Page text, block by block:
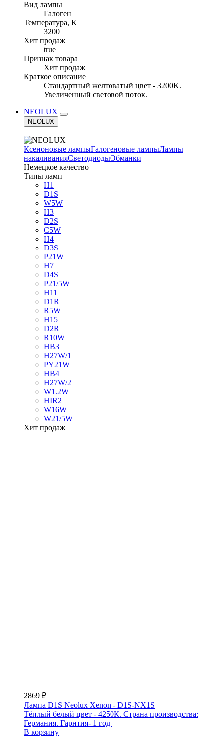
Вид лампы
Галоген
Температура, К
3200
Хит продаж
true
Признак товара
Хит продаж
Краткое описание
Стандартный желтоватый цвет - 3200K.
Увеличенный световой поток.
NEOLUX
NEOLUX
Ксеноновые лампыГалогеновые лампыЛампы
накаливанияСветодиодыОбманки
Немецкое качество
Типы ламп
H1
D1S
W5W
H3
D2S
C5W
H4
D3S
P21W
H7
D4S
P21/5W
H11
D1R
R5W
H15
D2R
R10W
HB3
H27W/1
PY21W
HB4
H27W/2
W1.2W
HIR2
W16W
W21/5W
Хит продаж
2869 ₽
Лампа D1S Neolux Xenon - D1S-NX1S
Тёплый белый цвет - 4250К. Страна производства:
Германия. Гарнтия- 1 год.
В корзину